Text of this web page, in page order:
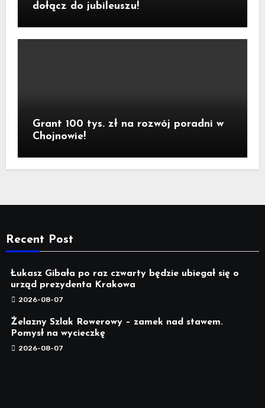
dołącz do jubileuszu!
Grant 100 tys. zł na rozwój poradni w
Chojnowie!
Recent Post
Łukasz Gibała po raz czwarty będzie ubiegał się o
urząd prezydenta Krakowa
2026-08-07
Żelazny Szlak Rowerowy – zamek nad stawem.
Pomysł na wycieczkę
2026-08-07